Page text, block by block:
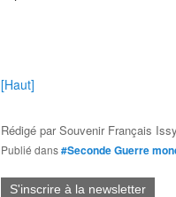
[Haut]
Rédigé parSouvenir Français Issy
Publié dans#Seconde Guerre
S'inscrire à la newsletter